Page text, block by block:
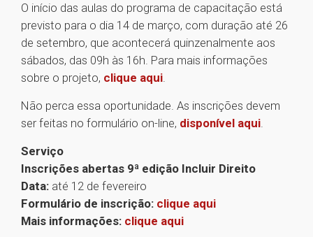
O início das aulas do programa de capacitação está
previsto para o dia 14 de março, com duração até 26
de setembro, que acontecerá quinzenalmente aos
sábados, das 09h às 16h. Para mais informações
sobre o projeto, clique aqui.
Não perca essa oportunidade. As inscrições devem
ser feitas no formulário on-line, disponível aqui.
Serviço
Inscrições abertas 9ª edição Incluir Direito
Data: até 12 de fevereiro
Formulário de inscrição: clique aqui
Mais informações: clique aqui
1